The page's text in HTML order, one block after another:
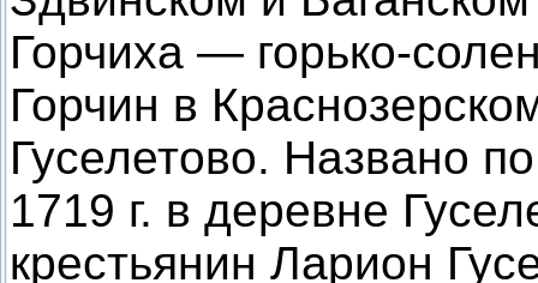
Горчиха — горько-
Горчин в
Гуселетово. Названо
1719 г. в деревне
крестьянин Ларион